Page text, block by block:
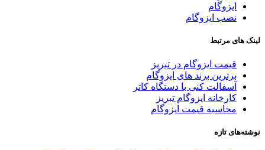
ایزوگام
نصب ایزوگام
لینک های مرتبط
قیمت ایزوگام در تبریز
برترین برند های ایزوگام
آسفالت کنی با دستگاه کاتر
کارخانه ایزوگام تبریز
محاسبه قیمت ایزوگام
نوشته‌های تازه